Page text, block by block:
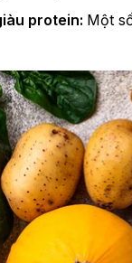
protein: Một